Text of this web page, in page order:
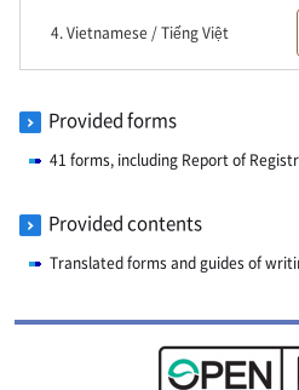
4. Vietnamese / Tiếng Việt
Provided forms
41 forms, including Report of
Provided contents
Translated forms and guides of